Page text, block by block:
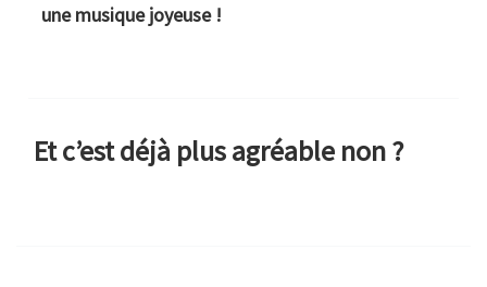
une musique joyeuse !
Et c’est déjà plus agréable non ?